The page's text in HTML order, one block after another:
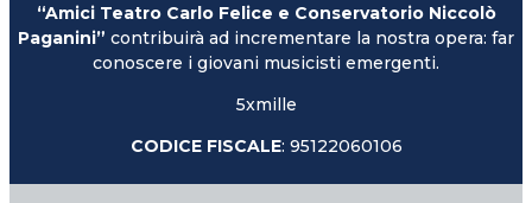
“Amici Teatro Carlo Felice e Conservatorio Niccolò
Paganini” contribuirà ad incrementare la nostra opera: far
conoscere i giovani musicisti emergenti.
5xmille
CODICE FISCALE: 95122060106